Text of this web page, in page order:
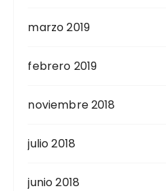
marzo 2019
febrero 2019
noviembre 2018
julio 2018
junio 2018